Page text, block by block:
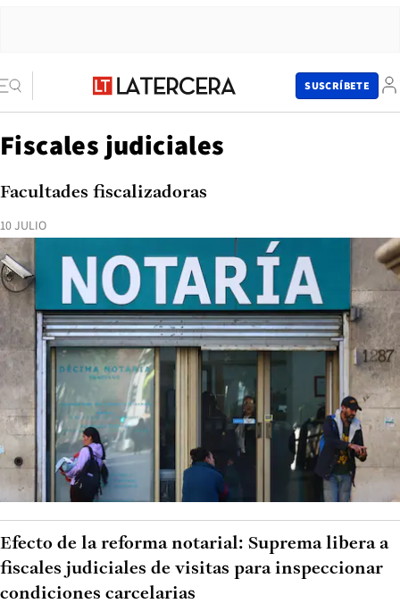
SUSCRÍBETE
Fiscales judiciales
10 JULIO
Facultades fiscalizadoras
Efecto de la reforma notarial: Suprema libera a
fiscales judiciales de visitas para inspeccionar
condiciones carcelarias